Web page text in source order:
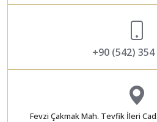
+90 (542) 354
Fevzi Çakmak Mah. Tevfik İleri